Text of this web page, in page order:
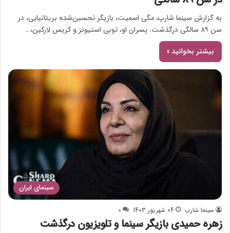
به گزارش سینما شارپ، مگی اسمیت، بازیگر تحسین‌شده بریتانیایی، در
سن ۸۹ سالگی درگذشت. پسران او، توبی استیونز و کریس لارکین،…
بیشتر بخوانید »
سینمای ایران
سینما شارپ 04 شهریور 1403 0
زهره حمیدی بازیگر سینما و تلویزیون درگذشت